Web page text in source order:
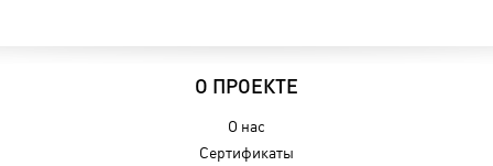
О ПРОЕКТЕ
О нас
Сертификаты